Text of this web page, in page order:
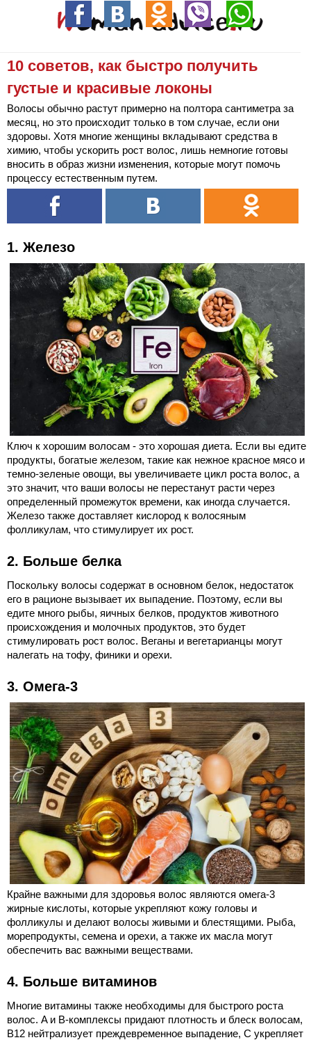
10 советов, как быстро получить
густые и красивые локоны
Волосы обычно растут примерно на полтора сантиметра за
месяц, но это происходит только в том случае, если они
здоровы. Хотя многие женщины вкладывают средства в
химию, чтобы ускорить рост волос, лишь немногие готовы
вносить в образ жизни изменения, которые могут помочь
процессу естественным путем.
1. Железо
Ключ к хорошим волосам - это хорошая диета. Если вы едите
продукты, богатые железом, такие как нежное красное мясо и
темно-зеленые овощи, вы увеличиваете цикл роста волос, а
это значит, что ваши волосы не перестанут расти через
определенный промежуток времени, как иногда случается.
Железо также доставляет кислород к волосяным
фолликулам, что стимулирует их рост.
2. Больше белка
Поскольку волосы содержат в основном белок, недостаток
его в рационе вызывает их выпадение. Поэтому, если вы
едите много рыбы, яичных белков, продуктов животного
происхождения и молочных продуктов, это будет
стимулировать рост волос. Веганы и вегетарианцы могут
налегать на тофу, финики и орехи.
3. Омега-3
Крайне важными для здоровья волос являются омега-3
жирные кислоты, которые укрепляют кожу головы и
фолликулы и делают волосы живыми и блестящими. Рыба,
морепродукты, семена и орехи, а также их масла могут
обеспечить вас важными веществами.
4. Больше витаминов
Многие витамины также необходимы для быстрого роста
волос. A и B-комплексы придают плотность и блеск волосам,
B12 нейтрализует преждевременное выпадение, C укрепляет